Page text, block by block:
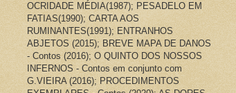
OCRIDADE MÉDIA(1987); PESADELO EM
FATIAS(1990); CARTA AOS
RUMINANTES(1991); ENTRANHOS
ABJETOS (2015); BREVE MAPA DE DANOS
- Contos (2016); O QUINTO DOS NOSSOS
INFERNOS - Contos em conjunto com
G.VIEIRA (2016); PROCEDIMENTOS